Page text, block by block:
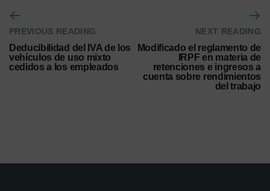
PREVIOUS READING
Deducibilidad del IVA de los
vehículos de uso mixto
cedidos a los empleados
NEXT READING
Modificado el reglamento de
IRPF en materia de
retenciones e ingresos a
cuenta sobre rendimientos
del trabajo